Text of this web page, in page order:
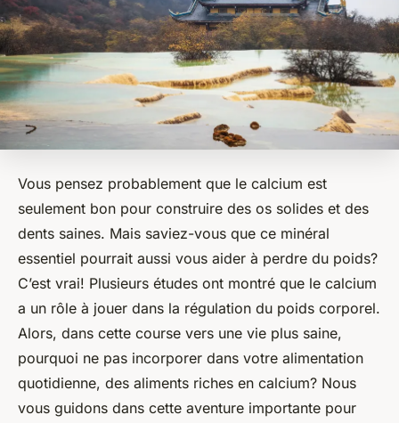
Vous pensez probablement que le calcium est
seulement bon pour construire des os solides et des
dents saines. Mais saviez-vous que ce minéral
essentiel pourrait aussi vous aider à perdre du poids?
C’est vrai! Plusieurs études ont montré que le calcium
a un rôle à jouer dans la régulation du poids corporel.
Alors, dans cette course vers une vie plus saine,
pourquoi ne pas incorporer dans votre alimentation
quotidienne, des aliments riches en calcium? Nous
vous guidons dans cette aventure importante pour